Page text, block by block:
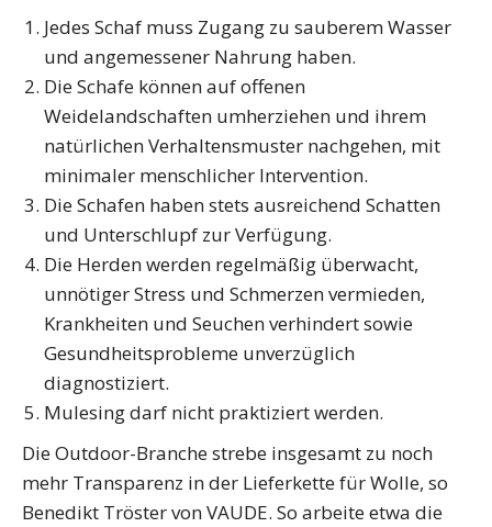
Jedes Schaf muss Zugang zu sauberem Wasser
und angemessener Nahrung haben.
Die Schafe können auf offenen
Weidelandschaften umherziehen und ihrem
natürlichen Verhaltensmuster nachgehen, mit
minimaler menschlicher Intervention.
Die Schafen haben stets ausreichend Schatten
und Unterschlupf zur Verfügung.
Die Herden werden regelmäßig überwacht,
unnötiger Stress und Schmerzen vermieden,
Krankheiten und Seuchen verhindert sowie
Gesundheitsprobleme unverzüglich
diagnostiziert.
Mulesing darf nicht praktiziert werden.
Die Outdoor-Branche strebe insgesamt zu noch
mehr Transparenz in der Lieferkette für Wolle, so
Benedikt Tröster von VAUDE. So arbeite etwa die